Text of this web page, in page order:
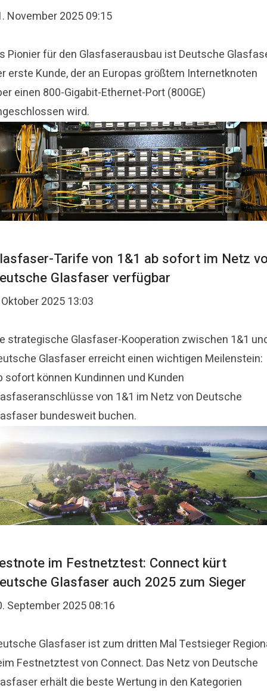
November 2025 09:15
Pionier für den Glasfaserausbau ist Deutsche
erste Kunde, der an Europas größtem Internetknoten
einen 800-Gigabit-Ethernet-Port (800GE)
wird.
Tarife von 1&1 ab sofort im Netz
Glasfaser verfügbar
2025 13:03
strategische Glasfaser-Kooperation zwischen 1&1
Glasfaser erreicht einen wichtigen Meilenstein:
sofort können Kundinnen und Kunden
von 1&1 im Netz von Deutsche
bundesweit buchen.
im Festnetztest: Connect kürt
Glasfaser auch 2025 zum Sieger
September 2025 08:16
Glasfaser ist zum dritten Mal Testsieger
Festnetztest von Connect. Das Netz von Deutsche
erhält die beste Wertung in den Kategorien